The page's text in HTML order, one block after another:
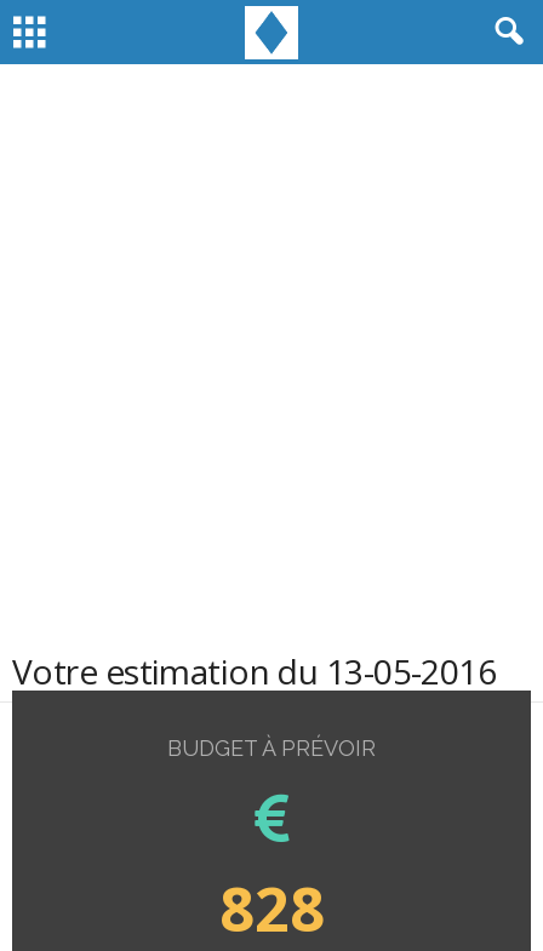
Votre estimation du 13-05-2016
BUDGET À PRÉVOIR
828